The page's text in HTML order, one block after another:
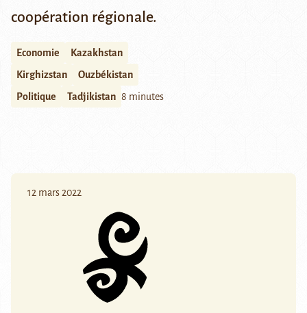
coopération régionale.
Economie
Kazakhstan
Kirghizstan
Ouzbékistan
Politique
Tadjikistan 8 minutes
12 mars 2022